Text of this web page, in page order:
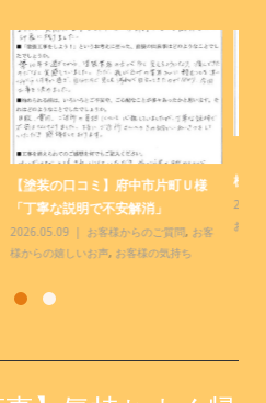
塗装店 三商事のニュースレター
「おまかせください！！」１９５...
2026.03.28 ニュースレター
て、こんな店 ,三商事について